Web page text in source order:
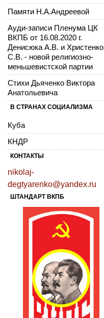
Памяти Н.А.Андреевой
Ауди-записи Пленума ЦК
ВКПБ от 16.08.2020 г.
Денисюка А.В. и Христенко
С.В. - новой религиозно-
меньшевистской партии
Стихи Дьяченко Виктора
Анатольевича
В СТРАНАХ СОЦИАЛИЗМА
Куба
КНДР
КОНТАКТЫ
nikolaj-
degtyarenko@yandex.ru
ШТАНДАРТ ВКПБ